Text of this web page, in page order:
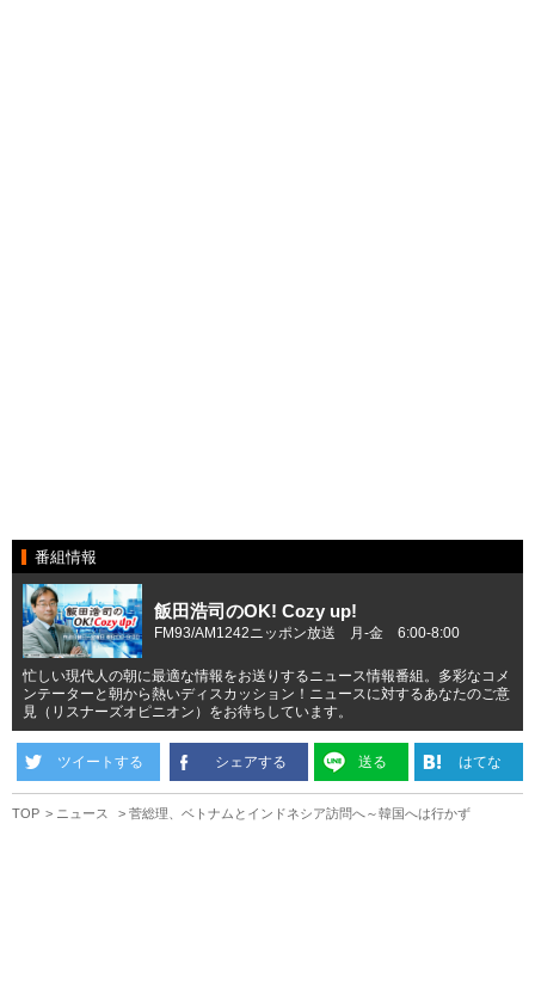
番組情報
飯田浩司のOK! Cozy up!
FM93/AM1242ニッポン放送 月-金 6:00-8:00
忙しい現代人の朝に最適な情報をお送りするニュース情報番組。多彩なコメ
ンテーターと朝から熱いディスカッション！ニュースに対するあなたのご意
見（リスナーズオピニオン）をお待ちしています。
ツイートする シェアする 送る はてな
TOP ニュース 菅総理、ベトナムとインドネシア訪問へ～韓国へは行かず